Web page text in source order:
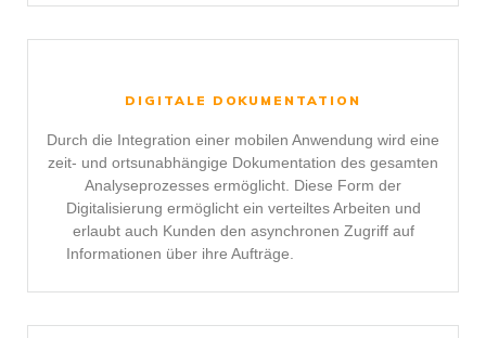
DIGITALE DOKUMENTATION
Durch die Integration einer mobilen Anwendung wird eine
zeit- und ortsunabhängige Dokumentation des gesamten
Analyseprozesses ermöglicht. Diese Form der
Digitalisierung ermöglicht ein verteiltes Arbeiten und
erlaubt auch Kunden den asynchronen Zugriff auf
Informationen über ihre Aufträge.